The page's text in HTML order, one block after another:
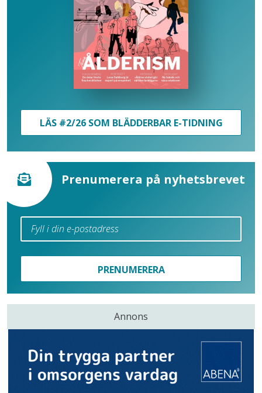
LÄS #2/26 SOM BLÄDDERBAR E-TIDNING
Prenumerera på nyhetsbrevet
PRENUMERERA
Annons